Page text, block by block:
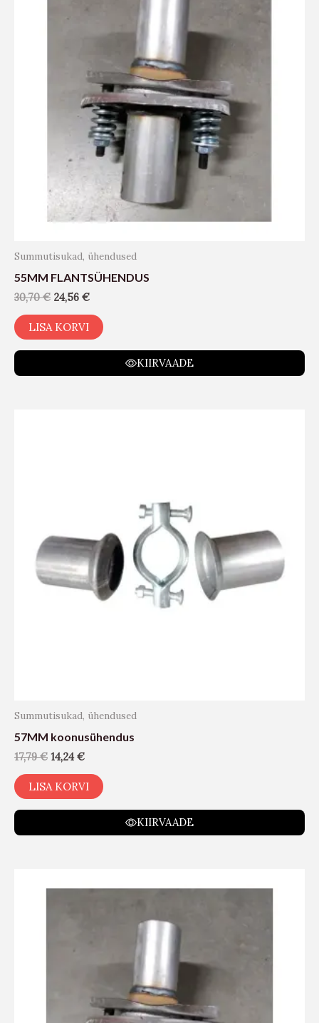
Summutisukad, ühendused
55MM FLANTSÜHENDUS
30,70€ 24,56 €
LISA KORVI
KIIRVAADE
Summutisukad, ühendused
57MM koonusühendus
17,79€ 14,24€
LISA KORVI
KIIRVAADE